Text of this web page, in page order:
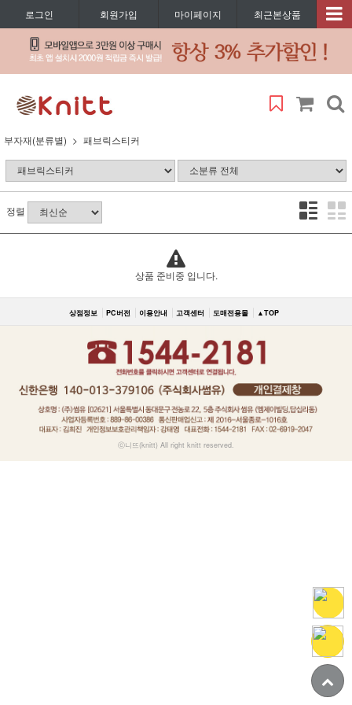
로그인 회원가입 마이페이지 최근본상품
부자재(분류별) 패브릭스티커
정렬
상품 준비중 입니다.
상점정보 PC버전 이용안내 고객센터 도매전용몰 ▲TOP
ⓒ니뜨(knitt) All right knitt reserved.